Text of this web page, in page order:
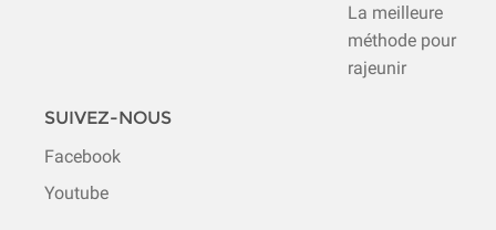
La meilleure
méthode pour
rajeunir
SUIVEZ-NOUS
Facebook
Youtube